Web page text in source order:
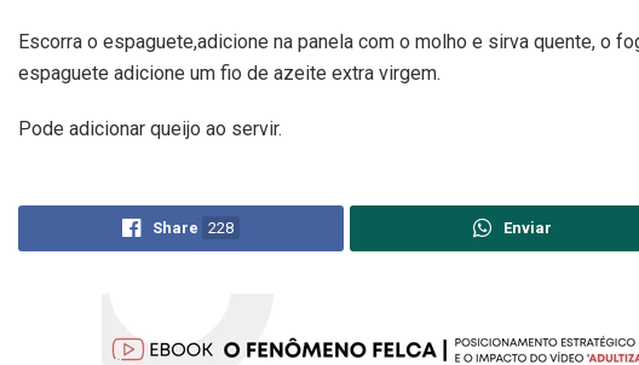
Escorra o espaguete,adicione na panela com o molho e sirva quente, o
espaguete adicione um fio de azeite extra virgem.
Pode adicionar queijo ao servir.
Share 228 Enviar